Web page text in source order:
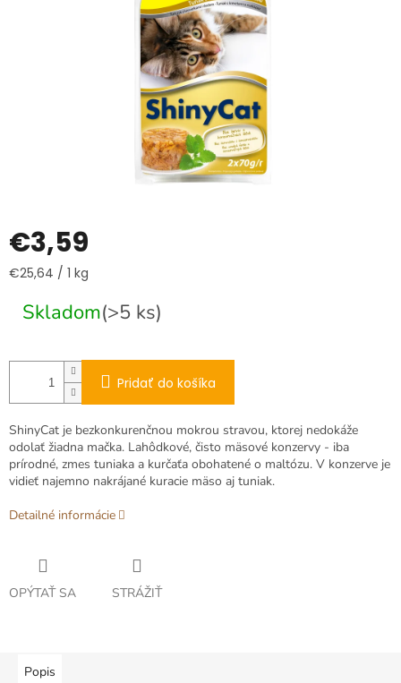
€3,59
Jednotková
€25,64 / 1 kg
Skladom(>5 ks)
Pridať do košíka
ShinyCat je bezkonkurenčnou mokrou stravou, ktorej nedokáže
odolať žiadna mačka. Lahôdkové, čisto mäsové konzervy - iba
prírodné, zmes tuniaka a kurčaťa obohatené o maltózu. V konzerve je
vidieť najemno nakrájané kuracie mäso aj tuniak.
Detailné informácie
OPÝTAŤ SA STRÁŽIŤ
Popis